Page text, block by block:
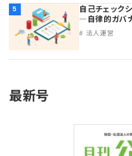
5
自己チェック
―自律的ガバ
法人運営
最新号